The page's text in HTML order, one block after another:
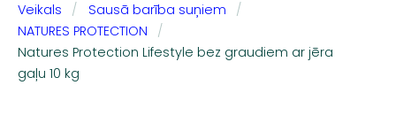
Veikals
Sausā barība suņiem
NATURES PROTECTION
Natures Protection Lifestyle bez graudiem ar jēra
gaļu 10 kg